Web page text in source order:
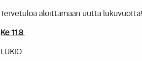
Tervetuloa aloittamaan uutta lukuvuotta!
Ke 11.8
LUKIO